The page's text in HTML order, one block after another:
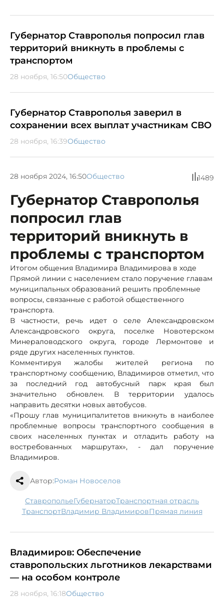
Губернатор Ставрополья попросил глав
территорий вникнуть в проблемы с
транспортом
28 ноября, 16:50Общество
Губернатор Ставрополья заверил в
сохранении всех выплат участникам СВО
28 ноября, 16:39Общество
28 ноября 2024, 16:50Общество 1489
Губернатор Ставрополья
попросил глав
территорий вникнуть в
проблемы с транспортом
Итогом общения Владимира Владимирова в ходе
Прямой линии с населением стало поручение главам
муниципальных образований решить проблемные
вопросы, связанные с работой общественного
транспорта.
В частности, речь идет о селе Александровском
Александровского округа, поселке Новотерском
Минераловодского округа, городе Лермонтове и
ряде других населенных пунктов.
Комментируя жалобы жителей региона по
транспортному сообщению, Владимиров отметил, что
за последний год автобусный парк края был
значительно обновлен. В территории удалось
направить десятки новых автобусов.
«Прошу глав муниципалитетов вникнуть в наиболее
проблемные вопросы транспортного сообщения в
своих населенных пунктах и отладить работу на
востребованных маршрутах», - дал поручение
Владимиров.
Автор:Роман Новоселов
Ставрополье губернатор транспортная отрасль
транспорт Владимир Владимиров Прямая линия
Владимиров: Обеспечение
ставропольских льготников лекарствами
— на особом контроле
28 ноября, 16:18Общество